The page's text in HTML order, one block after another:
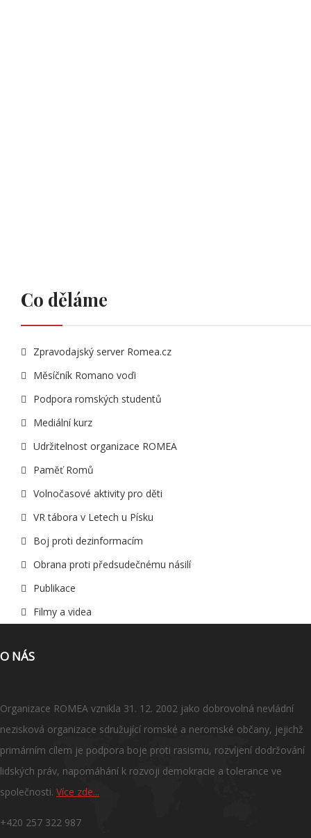
Co děláme
Zpravodajský server Romea.cz
Měsíčník Romano voďi
Podpora romských studentů
Mediální kurz
Udržitelnost organizace ROMEA
Paměť Romů
Volnočasové aktivity pro děti
VR tábora v Letech u Písku
Boj proti dezinformacím
Obrana proti předsudečnému násilí
Publikace
Filmy a videa
O NÁS
Organizace ROMEA vznikla 31. 12. 2002 jako dobrovolná nevládní
nezisková organizace sdružující romské a neromské občany, jejichž
primárním cílem je podpora boje proti rasismu, rozvíjení dodržování
lidských práv, napomáhání k rozvoji demokracie a tolerance ve
společnosti. Více zde...
+420 257 322 987